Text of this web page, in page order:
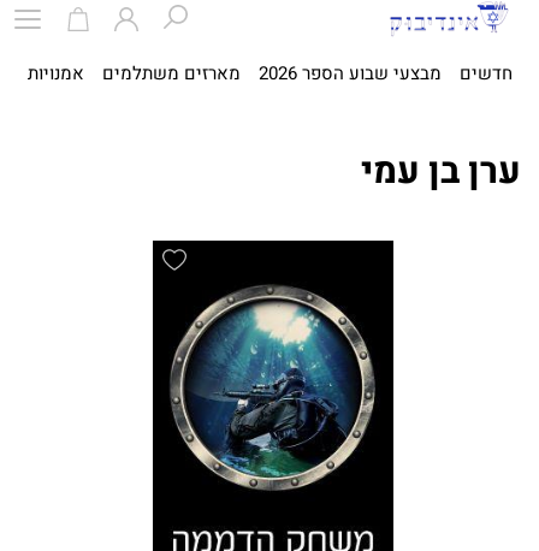
חדשים מבצעי שבוע הספר 2026 מארזים משתלמים אמנויות
ערן בן עמי